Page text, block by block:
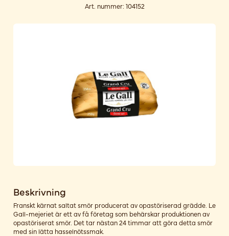
Art. nummer: 104152
Beskrivning
Franskt kärnat saltat smör producerat av opastöriserad grädde. Le
Gall-mejeriet är ett av få företag som behärskar produktionen av
opastöriserat smör. Det tar nästan 24 timmar att göra detta smör
med sin lätta hasselnötssmak.